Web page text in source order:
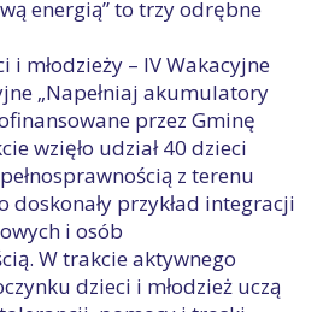
energią” to trzy odrębne
i młodzieży – IV Wakacyjne
„Napełniaj akumulatory
przez Gminę
wzięło udział 40 dzieci
z terenu
doskonały przykład integracji
i osób
W trakcie aktywnego
dzieci i młodzież uczą